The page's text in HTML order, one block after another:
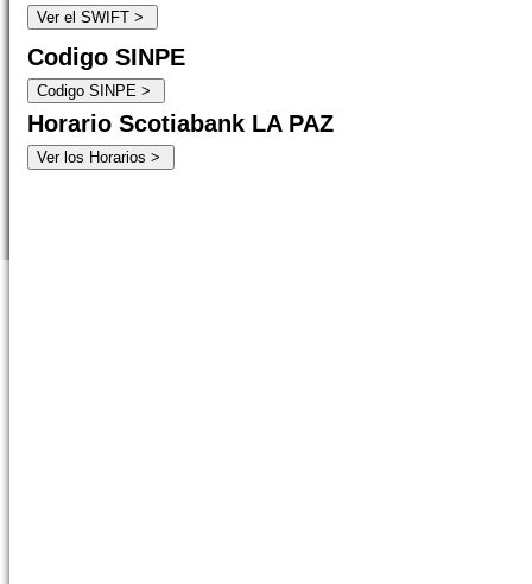
Codigo SINPE
Horario Scotiabank LA PAZ